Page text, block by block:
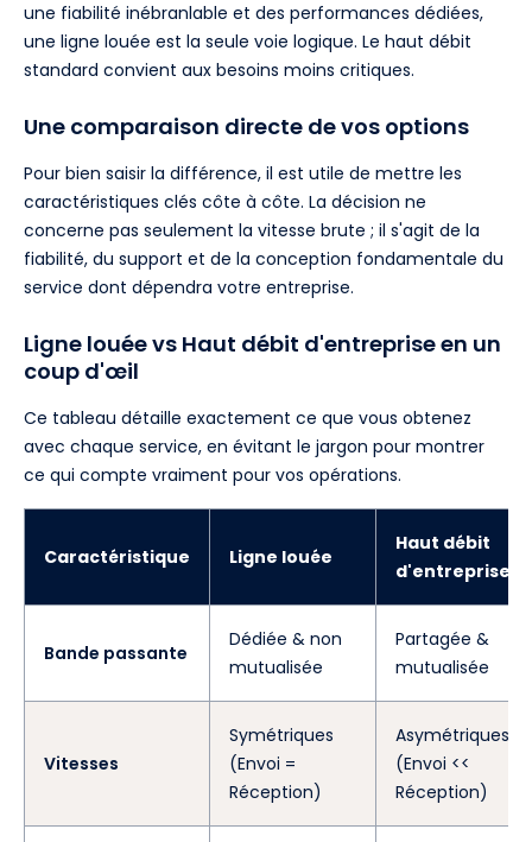
une fiabilité inébranlable et des performances dédiées,
une ligne louée est la seule voie logique. Le haut débit
standard convient aux besoins moins critiques.
Une comparaison directe de vos options
Pour bien saisir la différence, il est utile de mettre les
caractéristiques clés côte à côte. La décision ne
concerne pas seulement la vitesse brute ; il s'agit de la
fiabilité, du support et de la conception fondamentale du
service dont dépendra votre entreprise.
Ligne louée vs Haut débit d'entreprise en un
coup d'œil
Ce tableau détaille exactement ce que vous obtenez
avec chaque service, en évitant le jargon pour montrer
ce qui compte vraiment pour vos opérations.
Caractéristique Ligne louée
Haut débit
d'entreprise
Bande passante
Dédiée & non
mutualisée
Partagée &
mutualisée
Vitesses
Symétriques
(Envoi =
Réception)
Asymétriques
(Envoi <<
Réception)